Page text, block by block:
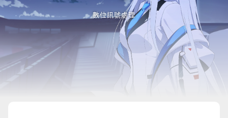
數位訊號處理